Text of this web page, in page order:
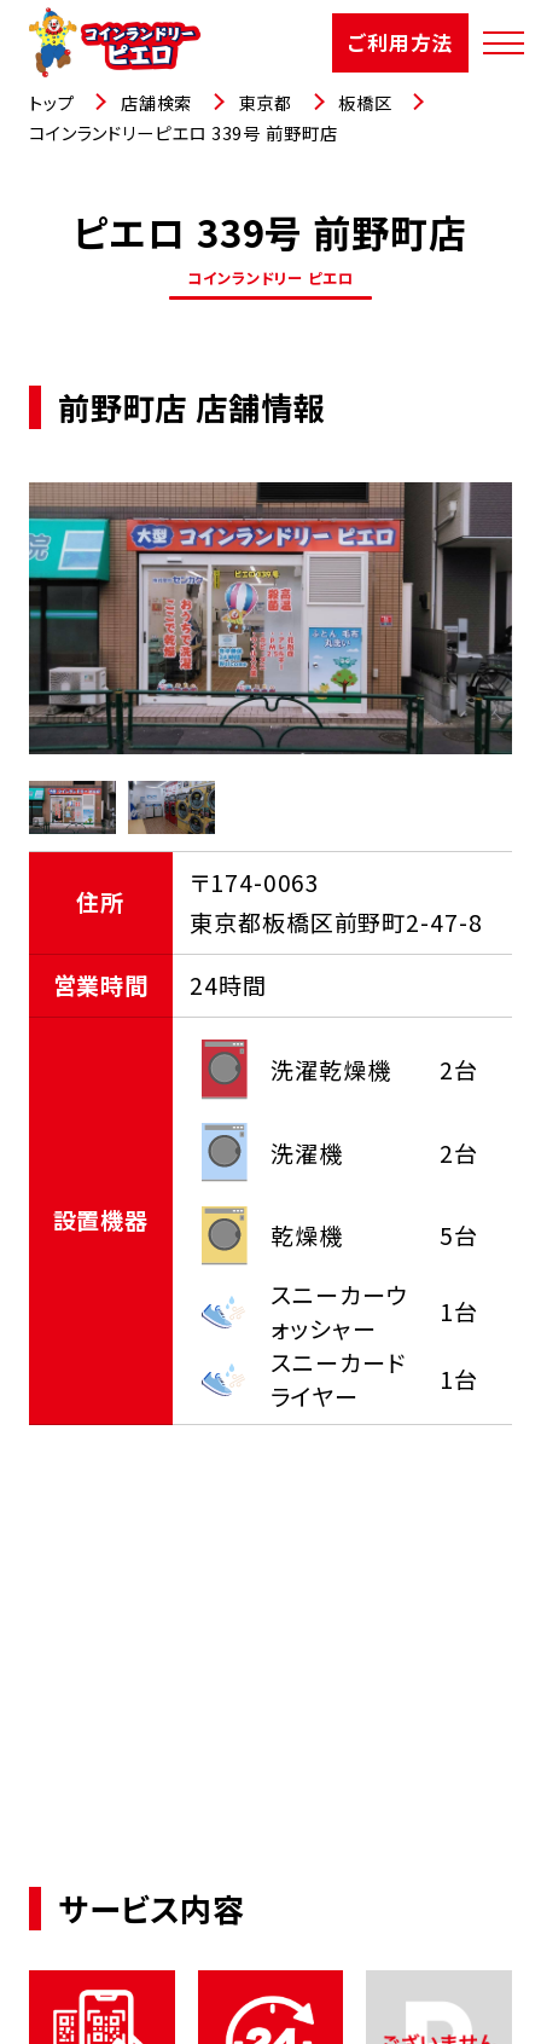
ご利用方法
店舗検索
選ばれる理由
お知らせ
お役立コラム
よくあるご質問
FCオーナー募集中
トップ 店舗検索 東京都
板橋区
コインランドリーピエロ 339号 前野町店
ピエロ 339号 前野町店
コインランドリー ピエロ
前野町店 店舗情報
住所
〒174-0063
東京都板橋区前野町2-47-8
営業時間
24時間
設置機器
洗濯乾燥機 2台
洗濯機 2台
乾燥機
5台
スニーカーウ
ォッシャー
1台
スニーカード
ライヤー
1台
サービス内容